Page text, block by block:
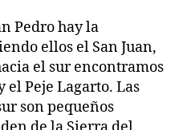
Pedro hay la
ellos el San Juan,
el sur encontramos
el Peje Lagarto. Las
son pequeños